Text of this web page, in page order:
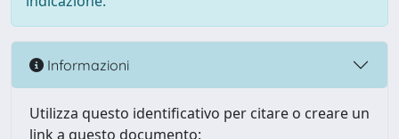
Informazioni
Utilizza questo identificativo per citare o creare un
link a questo documento: